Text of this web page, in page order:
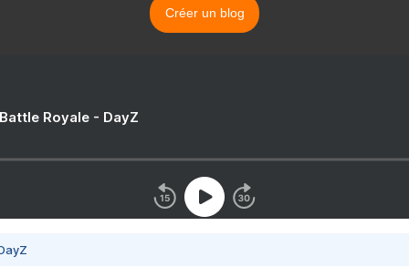
Créer un blog
Royale - DayZ